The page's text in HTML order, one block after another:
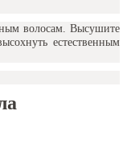
волосам. Высушите
естественным